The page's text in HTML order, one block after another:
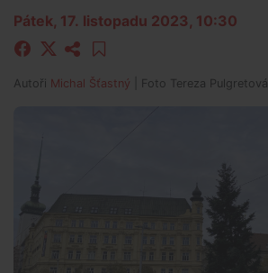
Pátek, 17. listopadu 2023, 10:30
Autoři Michal Šťastný | Foto Tereza Pulgretová